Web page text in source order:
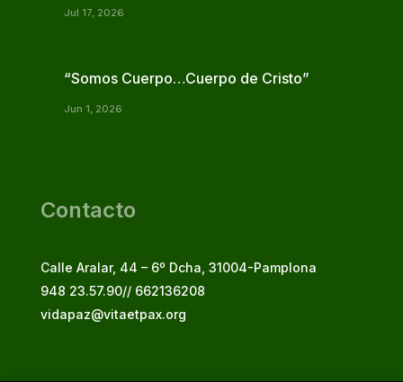
Jul 17, 2026
“Somos Cuerpo…Cuerpo de Cristo”
Jun 1, 2026
Contacto
Calle Aralar, 44 – 6º Dcha, 31004-Pamplona
948 23.57.90// 662136208
vidapaz@vitaetpax.org